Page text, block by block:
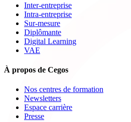
Inter-entreprise
Intra-entreprise
Sur-mesure
Diplômante
Digital Learning
VAE
À propos de Cegos
Nos centres de formation
Newsletters
Espace carrière
Presse